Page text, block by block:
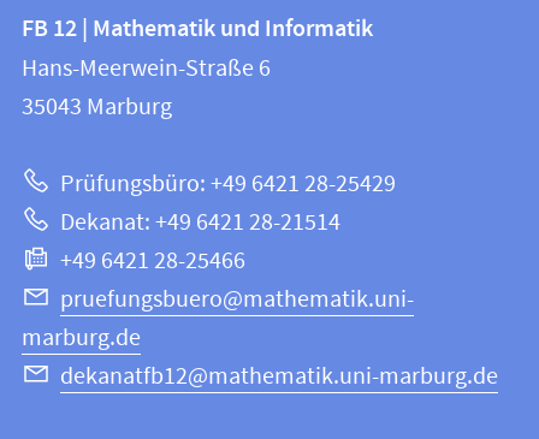
Kontakt
und
Informationen
Website
FB
12
|
und
Informatik
FB 12 | Mathematik und Informatik
Hans-Meerwein-Straße 6
35043 Marburg
Prüfungsbüro: +49 6421 28-25429
Dekanat: +49 6421 28-21514
+49 6421 28-25466
pruefungsbuero@mathematik.uni-
marburg.de
dekanatfb12@mathematik.uni-marburg.de